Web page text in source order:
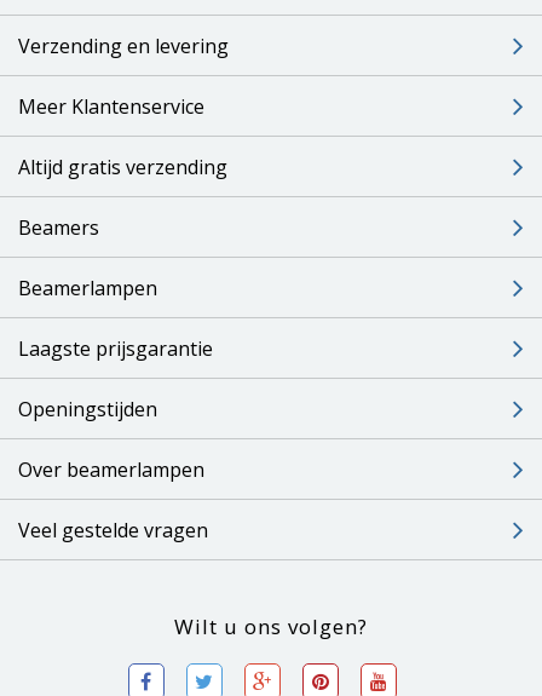
Verzending en levering
Meer Klantenservice
Altijd gratis verzending
Beamers
Beamerlampen
Laagste prijsgarantie
Openingstijden
Over beamerlampen
Veel gestelde vragen
Wilt u ons volgen?